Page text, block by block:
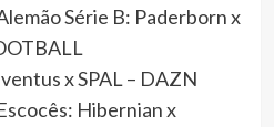
Série B: Paderborn x
x SPAL – DAZN
Hibernian x